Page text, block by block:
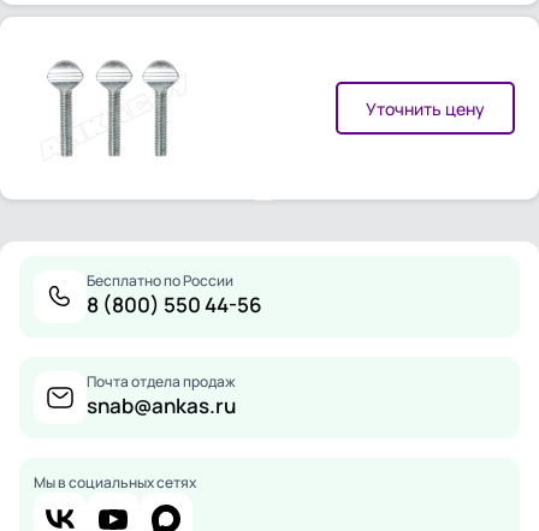
Уточнить цену
Бесплатно по России
8 (800) 550 44-56
Почта отдела продаж
snab@ankas.ru
Мы в социальных сетях